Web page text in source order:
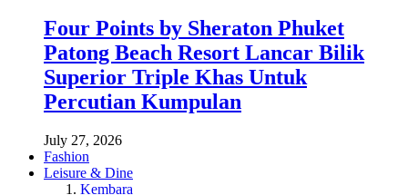
Four Points by Sheraton Phuket
Patong Beach Resort Lancar Bilik
Superior Triple Khas Untuk
Percutian Kumpulan
July 27, 2026
Fashion
Leisure & Dine
Kembara